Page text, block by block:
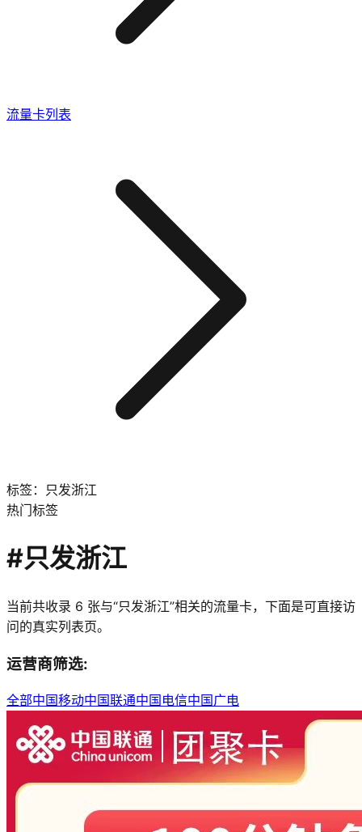
流量卡列表
标签：只发浙江
热门标签
#只发浙江
当前共收录 6 张与“只发浙江”相关的流量卡，下面是可直接访
问的真实列表页。
运营商筛选:
全部中国移动中国联通中国电信中国广电